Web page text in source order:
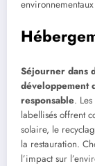
Séjourner dans
développement
responsable.
labellisés offrent
solaire, le
la restauration.
l’impact sur